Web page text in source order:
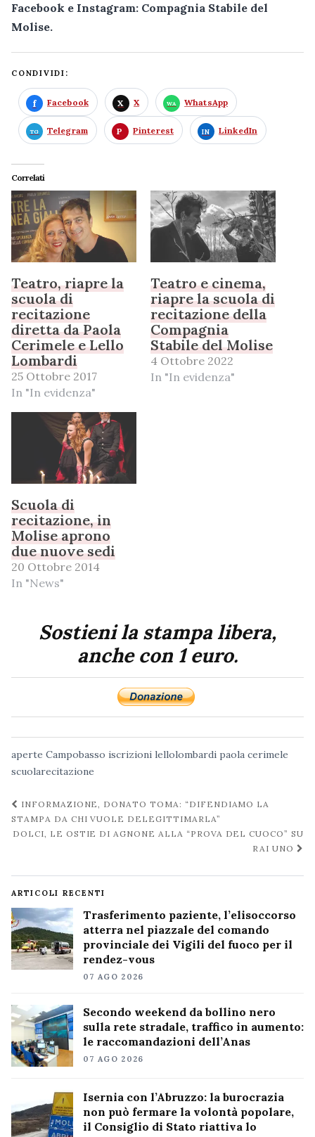
Facebook e Instagram: Compagnia Stabile del
Molise.
CONDIVIDI:
Facebook X WhatsApp
Telegram Pinterest LinkedIn
Correlati
Teatro, riapre la
scuola di
recitazione
diretta da Paola
Cerimele e Lello
Lombardi
25 Ottobre 2017
In "In evidenza"
Teatro e cinema,
riapre la scuola di
recitazione della
Compagnia
Stabile del Molise
4 Ottobre 2022
In "In evidenza"
Scuola di
recitazione, in
Molise aprono
due nuove sedi
20 Ottobre 2014
In "News"
Sostieni la stampa libera,
anche con 1 euro.
aperte Campobasso iscrizioni lellolombardi paola cerimele
scuolarecitazione
Navigazione
post
INFORMAZIONE, DONATO TOMA: “DIFENDIAMO LA
STAMPA DA CHI VUOLE DELEGITTIMARLA”
DOLCI, LE OSTIE DI AGNONE ALLA “PROVA DEL CUOCO” SU
RAI UNO
ARTICOLI RECENTI
Trasferimento paziente, l’elisoccorso
atterra nel piazzale del comando
provinciale dei Vigili del fuoco per il
rendez-vous
07 AGO 2026
Secondo weekend da bollino nero
sulla rete stradale, traffico in aumento:
le raccomandazioni dell’Anas
07 AGO 2026
Isernia con l’Abruzzo: la burocrazia
non può fermare la volontà popolare,
il Consiglio di Stato riattiva lo